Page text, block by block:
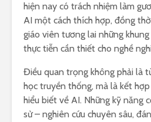
hiện nay có trách nhiệm làm
AI một cách thích hợp, đồng
giáo viên tương lai những
thực tiễn cần thiết cho nghề
Điều quan trọng không phải là
học truyền thống, mà là kết
hiểu biết về AI. Những kỹ năng
sử – nghiên cứu chuyên sâu,